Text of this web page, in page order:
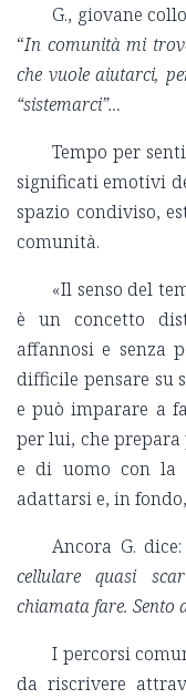
G., giovane
“In comunità mi
che vuole aiutarci,
“sistemarci”…
Tempo per
significati emotivi
spazio condiviso,
comunità.
«Il senso del
è un concetto
affannosi e senza
difficile pensare su
e può imparare a
per lui, che
e di uomo con la
adattarsi e, in
Ancora G.
cellulare quasi
chiamata fare. Sento
I percorsi
da riscrivere